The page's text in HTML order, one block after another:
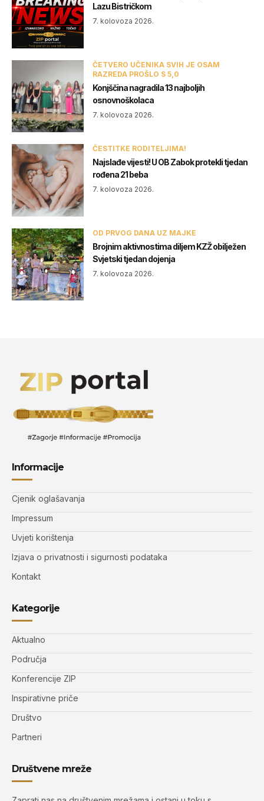
Lazu Bistričkom
7. kolovoza 2026.
ČETVERO UČENIKA SVIH JE OSAM
RAZREDA PROŠLO S 5,0
Konjščina nagradila 13 najboljih
osnovnoškolaca
7. kolovoza 2026.
ČESTITKE RODITELJIMA!
Najslađe vijesti! U OB Zabok protekli tjedan
rođena 21 beba
7. kolovoza 2026.
OD PRVOG DANA UZ MAJKE
Brojnim aktivnostima diljem KZŽ obilježen
Svjetski tjedan dojenja
7. kolovoza 2026.
Informacije
Cjenik oglašavanja
Impressum
Uvjeti korištenja
Izjava o privatnosti i sigurnosti podataka
Kontakt
Kategorije
Aktualno
Područja
Konferencije ZIP
Inspirativne priče
Društvo
Partneri
Društvene mreže